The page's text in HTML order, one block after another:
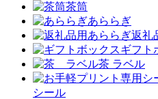
茶筒
あららぎ
返礼
ギフト
茶 ラベル
シール